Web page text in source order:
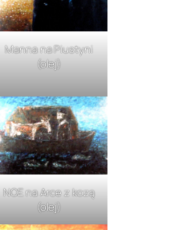
Manna na Piustyni
(olej)
NOE na Arce z kozą
(olej)